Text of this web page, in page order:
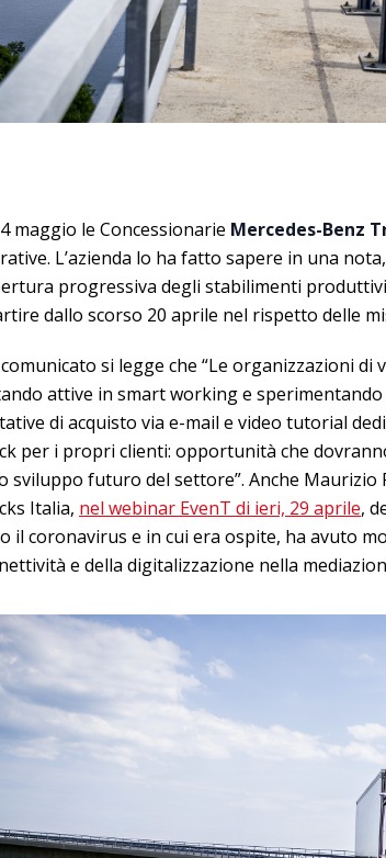
maggio le Concessionarie Mercedes-Benz
L’azienda lo ha fatto sapere in una
progressiva degli stabilimenti
dallo scorso 20 aprile nel rispetto delle
si legge che “Le organizzazioni
attive in smart working e
di acquisto via e-mail e video tutorial
per i propri clienti: opportunità che
sviluppo futuro del settore”. Anche Maurizio
Italia, nel webinar EvenT di ieri, 29 aprile,
il coronavirus e in cui era ospite, ha avuto
e della digitalizzazione nella